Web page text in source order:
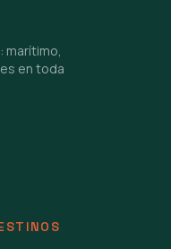
marítimo,
en toda